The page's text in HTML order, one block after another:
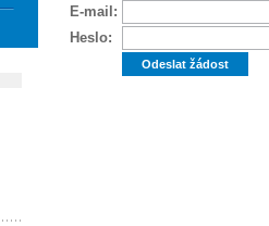
E-mail:
Heslo: